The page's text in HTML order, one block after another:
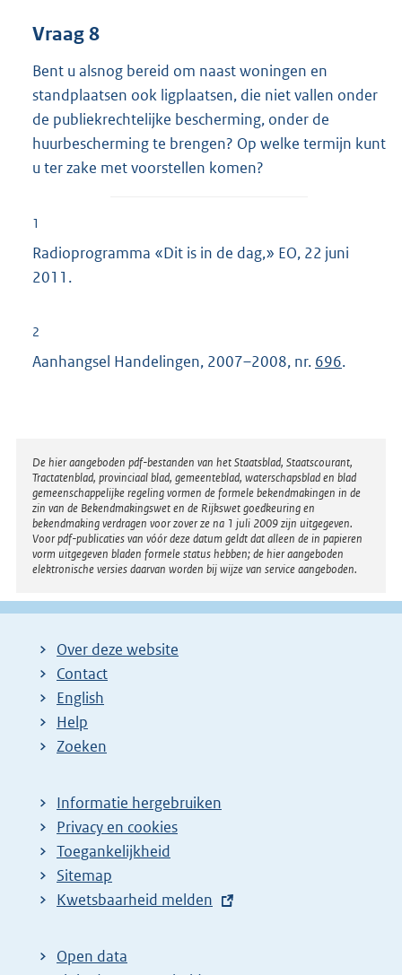
Vraag 8
Bent u alsnog bereid om naast woningen en
standplaatsen ook ligplaatsen, die niet vallen onder
de publiekrechtelijke bescherming, onder de
huurbescherming te brengen? Op welke termijn kunt
u ter zake met voorstellen komen?
1
Radioprogramma «Dit is in de dag,» EO, 22 juni
2011.
2
Aanhangsel Handelingen, 2007–2008, nr. 696.
Disclaimer
De hier aangeboden pdf-bestanden van het Staatsblad, Staatscourant,
Tractatenblad, provinciaal blad, gemeenteblad, waterschapsblad en blad
gemeenschappelijke regeling vormen de formele bekendmakingen in de
zin van de Bekendmakingswet en de Rijkswet goedkeuring en
bekendmaking verdragen voor zover ze na 1 juli 2009 zijn uitgegeven.
Voor pdf-publicaties van vóór deze datum geldt dat alleen de in papieren
vorm uitgegeven bladen formele status hebben; de hier aangeboden
elektronische versies daarvan worden bij wijze van service aangeboden.
Over deze website
Contact
English
Help
Zoeken
Informatie hergebruiken
Privacy en cookies
Toegankelijkheid
Sitemap
E
t
Kwetsbaarheid melden
Open data